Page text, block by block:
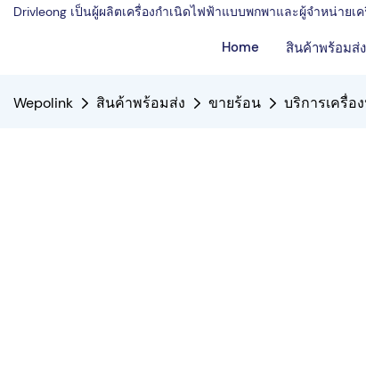
Drivleong เป็นผู้ผลิตเครื่องกำเนิดไฟฟ้าแบบพกพาและผู้จำหน่า
Home สินค้าพร้อมส่ง
Wepolink สินค้าพร้อมส่ง ขายร้อน บริการเครื่อ